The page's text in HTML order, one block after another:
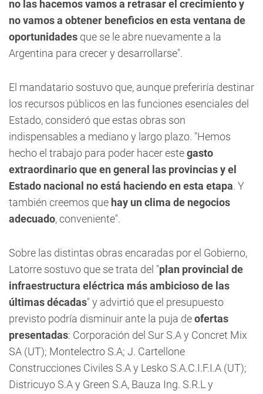
no las hacemos vamos a retrasar el crecimiento y
no vamos a obtener beneficios en esta ventana de
oportunidades que se le abre nuevamente a la
Argentina para crecer y desarrollarse".
El mandatario sostuvo que, aunque preferiría destinar
los recursos públicos en las funciones esenciales del
Estado, consideró que estas obras son
indispensables a mediano y largo plazo. "Hemos
hecho el trabajo para poder hacer estegasto
extraordinario que en general las provincias y el
Estado nacional no está haciendo en esta etapa. Y
también creemos que hay un clima de negocios
adecuado, conveniente".
Sobre las distintas obras encaradas por el Gobierno,
Latorre sostuvo que se trata del "plan provincial de
infraestructura eléctrica más ambicioso de las
últimas décadas" y advirtió que el presupuesto
previsto podría disminuir ante la puja deofertas
presentadas: Corporación del Sur S.A y Concret Mix
SA (UT); Montelectro S.A; J. Cartellone
Construcciones Civiles S.A y Lesko S.A.C.I.F.I.A (UT);
Districuyo S.A y Green S.A, Bauza Ing. S.R.L y